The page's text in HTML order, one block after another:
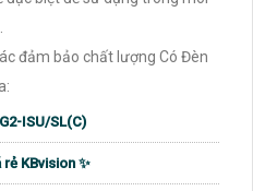
đảm bảo chất lượng Có Đèn
ISU/SL(C)
KBvision ✨